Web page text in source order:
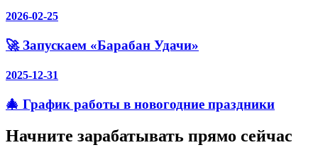
2026-02-25
🚀 Запускаем «Барабан Удачи»
2025-12-31
🎄 График работы в новогодние праздники
Начните зарабатывать прямо сейчас